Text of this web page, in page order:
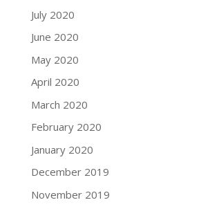
July 2020
June 2020
May 2020
April 2020
March 2020
February 2020
January 2020
December 2019
November 2019